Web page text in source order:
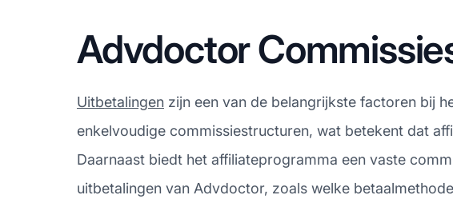
Advdoctor
Uitbetalingen zijn een van de belangrijkste factoren bij
enkelvoudige commissiestructuren, wat betekent dat
Daarnaast biedt het affiliateprogramma een vaste
uitbetalingen van Advdoctor, zoals welke